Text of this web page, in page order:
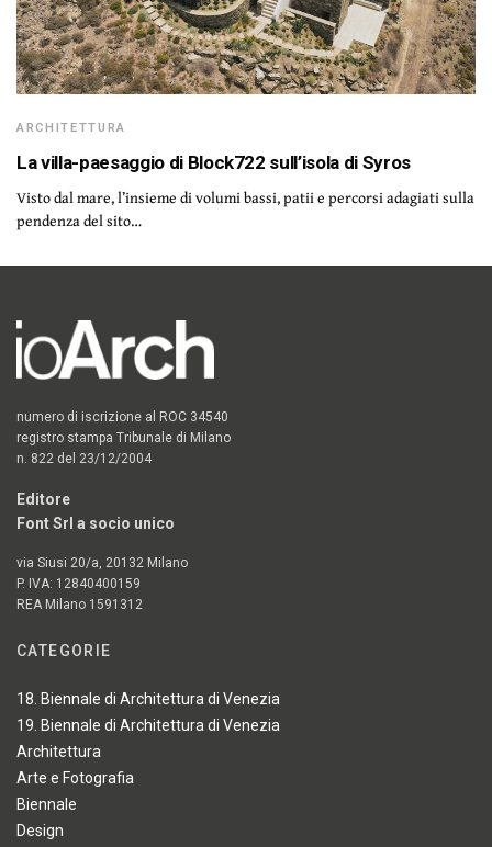
ARCHITETTURA
La villa-paesaggio di Block722 sull’isola di Syros
Visto dal mare, l’insieme di volumi bassi, patii e percorsi adagiati sulla
pendenza del sito…
numero di iscrizione al ROC 34540
registro stampa Tribunale di Milano
n. 822 del 23/12/2004
Editore
Font Srl a socio unico
via Siusi 20/a, 20132 Milano
P. IVA: 12840400159
REA Milano 1591312
CATEGORIE
18. Biennale di Architettura di Venezia
19. Biennale di Architettura di Venezia
Architettura
Arte e Fotografia
Biennale
Design